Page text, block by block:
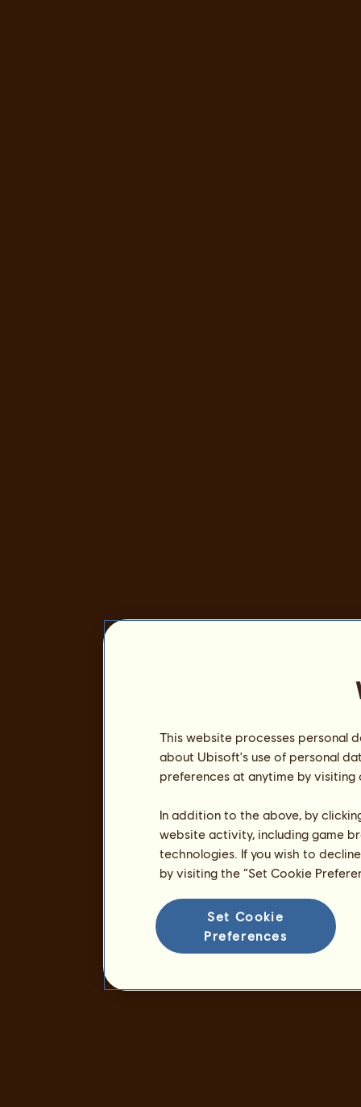
This website processes personal
about Ubisoft's use of personal
preferences at anytime by
In addition to the above, by
website activity, including game
technologies. If you wish to
by visiting the “Set Cookie
Set Cookie
Preferences